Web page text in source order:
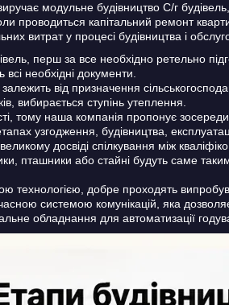
модульне будівництво С/г
проводиться капітальний ремонт
витрат у процесі будівництва і
перш за все необхідно ретельно
всі необхідні документи.
залежить від призначення
вибирається ступінь утеплення.
тому наша компанія пропонує
узгодження, будівництва,
досвіді спілкування між
пташники або стайні будуть саме
технологією, добре проходять
системою комунікацій, яка
обладнання для автоматизації